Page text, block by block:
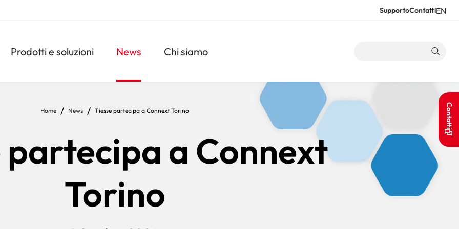
SupportoContattiEN
Navigazione
Prodotti e soluzioni News Chi siamo
Home News Tiesse partecipa a Connext Torino
partecipa a Connext
Torino
Contatti